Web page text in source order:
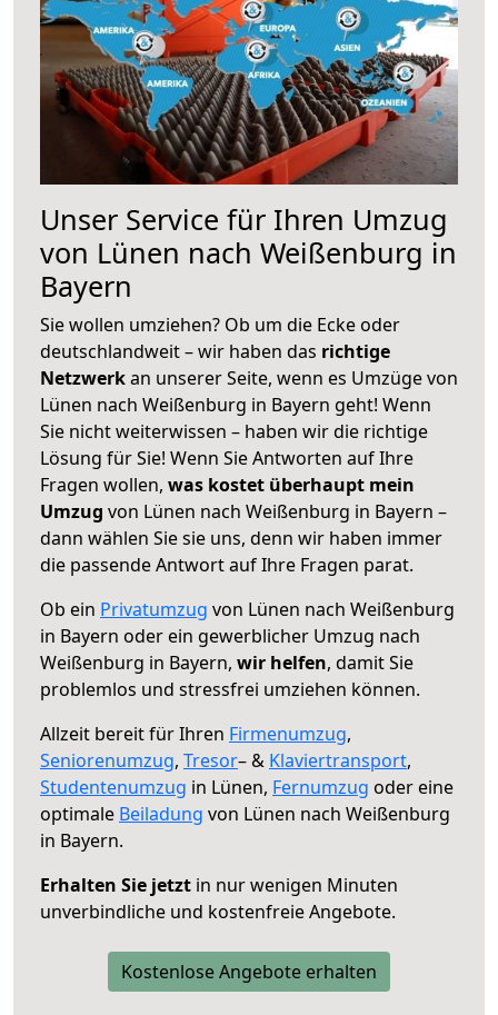
Unser Service für Ihren Umzug
von Lünen nach Weißenburg in
Bayern
Sie wollen umziehen? Ob um die Ecke oder
deutschlandweit – wir haben das richtige
Netzwerkan unserer Seite, wenn es Umzüge von
Lünen nach Weißenburg in Bayern geht! Wenn
Sie nicht weiterwissen – haben wir die richtige
Lösung für Sie! Wenn Sie Antworten auf Ihre
Fragen wollen, was kostet überhaupt mein
Umzug von Lünen nach Weißenburg in Bayern –
dann wählen Sie sie uns, denn wir haben immer
die passende Antwort auf Ihre Fragen parat.
Ob ein Privatumzug von Lünen nach Weißenburg
in Bayern oder ein gewerblicher Umzug nach
Weißenburg in Bayern, wir helfen, damit Sie
problemlos und stressfrei umziehen können.
Allzeit bereit für Ihren Firmenumzug,
Seniorenumzug, Tresor– & Klaviertransport,
Studentenumzug in Lünen, Fernumzug oder eine
optimale Beiladung von Lünen nach Weißenburg
in Bayern.
Erhalten Sie jetzt in nur wenigen Minuten
unverbindliche und kostenfreie Angebote.
Kostenlose Angebote erhalten